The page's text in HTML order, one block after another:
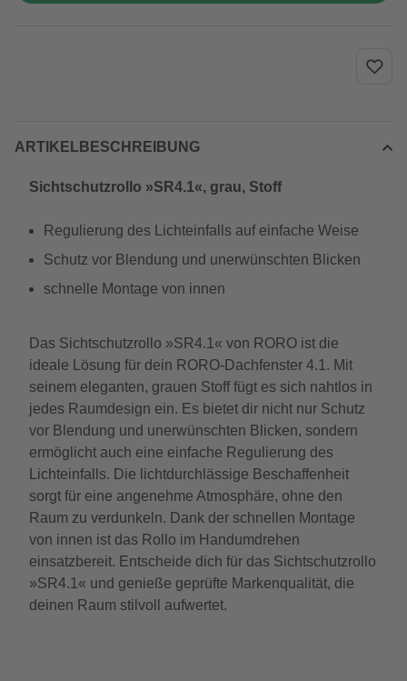
ARTIKELBESCHREIBUNG
Sichtschutzrollo »SR4.1«, grau, Stoff
Regulierung des Lichteinfalls auf einfache Weise
Schutz vor Blendung und unerwünschten Blicken
schnelle Montage von innen
Das Sichtschutzrollo »SR4.1« von RORO ist die
ideale Lösung für dein RORO-Dachfenster 4.1. Mit
seinem eleganten, grauen Stoff fügt es sich nahtlos in
jedes Raumdesign ein. Es bietet dir nicht nur Schutz
vor Blendung und unerwünschten Blicken, sondern
ermöglicht auch eine einfache Regulierung des
Lichteinfalls. Die lichtdurchlässige Beschaffenheit
sorgt für eine angenehme Atmosphäre, ohne den
Raum zu verdunkeln. Dank der schnellen Montage
von innen ist das Rollo im Handumdrehen
einsatzbereit. Entscheide dich für das Sichtschutzrollo
»SR4.1« und genieße geprüfte Markenqualität, die
deinen Raum stilvoll aufwertet.